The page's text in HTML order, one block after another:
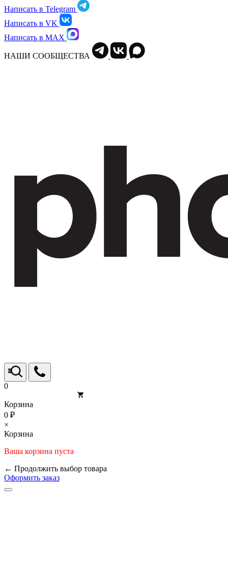
Написать в Telegram
Написать в VK
Написать в MAX
НАШИ СООБЩЕСТВА
0
Корзина
0 ₽
×
Корзина
Ваша корзина пуста
← Продолжить выбор товара
Оформить заказ